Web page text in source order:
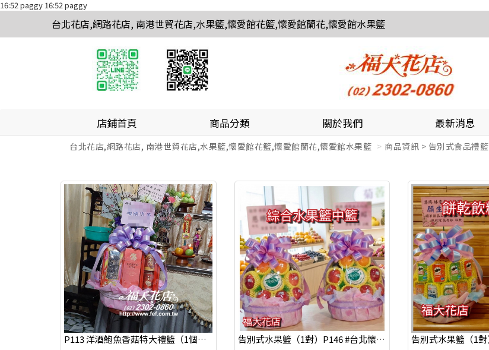
16:52 paggy 16:52 paggy
台北花店,網路花店, 南港世貿花店,水果籃,懷愛館花籃,懷愛館蘭花,懷愛館水果籃
店鋪首頁 商品分類 關於我們 最新消息
台北花店,網路花店, 南港世貿花店,水果籃,懷愛館花籃,懷愛館蘭花,懷愛館水果籃
商品資訊 > 告別式食品禮籃
P113 洋酒​鮑魚香菇特大禮籃（1個）台北市辛亥路#板橋殯儀館#台北民權殯儀館
告別式水果籃（1對）P146 #台北懷愛館水果籃#板橋殯儀館水果籃#新月會館水果籃